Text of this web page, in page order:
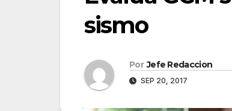
sismo
Por Jefe Redaccion
SEP 20, 2017